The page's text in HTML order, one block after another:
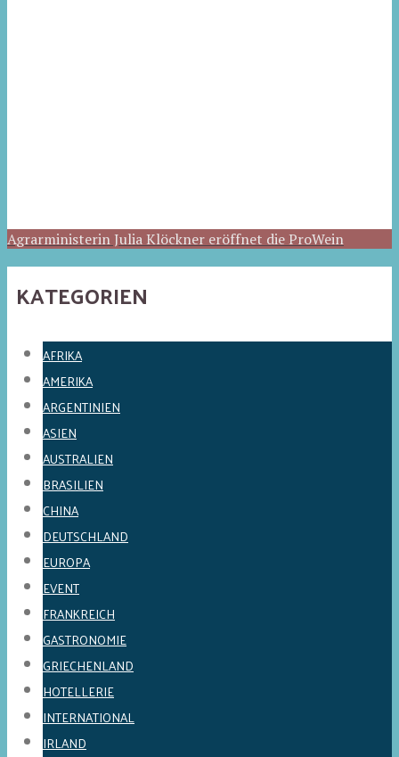
Agrarministerin Julia Klöckner eröffnet die ProWein
KATEGORIEN
AFRIKA
AMERIKA
ARGENTINIEN
ASIEN
AUSTRALIEN
BRASILIEN
CHINA
DEUTSCHLAND
EUROPA
EVENT
FRANKREICH
GASTRONOMIE
GRIECHENLAND
HOTELLERIE
INTERNATIONAL
IRLAND